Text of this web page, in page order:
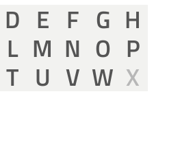
D E F G H
L M N O P
T U V W X